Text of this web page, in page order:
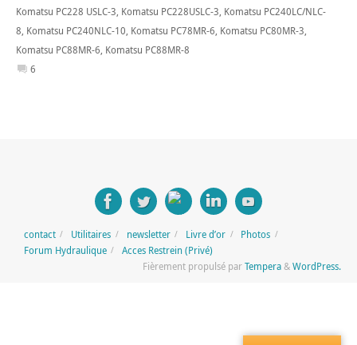
Komatsu PC228 USLC-3, Komatsu PC228USLC-3, Komatsu PC240LC/NLC-
8, Komatsu PC240NLC-10, Komatsu PC78MR-6, Komatsu PC80MR-3,
Komatsu PC88MR-6, Komatsu PC88MR-8
6
contact Utilitaires newsletter Livre d’or
Photos
Forum Hydraulique
Acces Restrein (Privé)
Fièrement propulsé parTempera&WordPress.